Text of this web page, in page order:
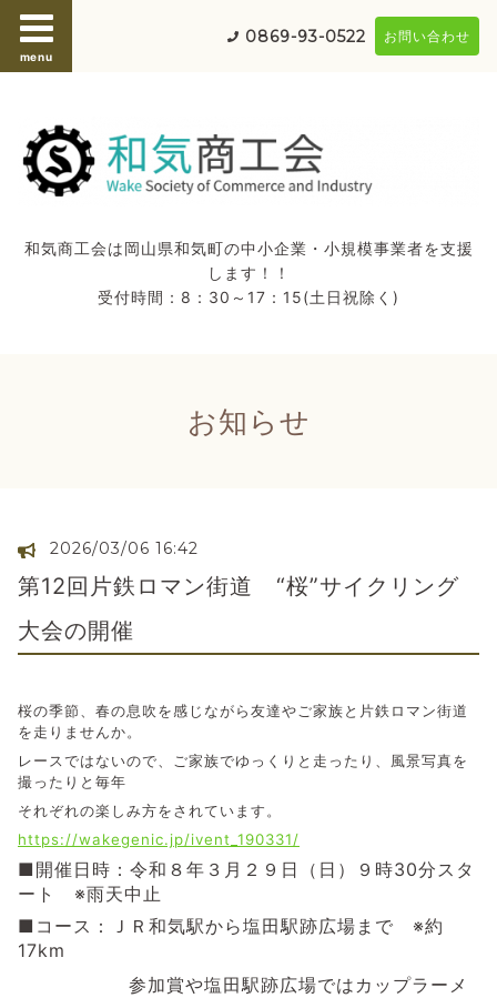
menu
0869-93-0522 お問い合わせ
和気商工会は岡山県和気町の中小企業・小規模事業者を支援
します！！
受付時間：8：30～17：15(土日祝除く)
お知らせ
2026/03/06 16:42
第12回片鉄ロマン街道 “桜”サイクリング
大会の開催
桜の季節、春の息吹を感じながら友達やご家族と片鉄ロマン街道
を走りませんか。
レースではないので、ご家族でゆっくりと走ったり、風景写真を
撮ったりと毎年
それぞれの楽しみ方をされています。
https://wakegenic.jp/ivent_190331/
■開催日時：令和８年３月２９日（日）９時30分スタ
ート ※雨天中止
■コース：ＪＲ和気駅から塩田駅跡広場まで ※約
17km
参加賞や塩田駅跡広場ではカップラーメ